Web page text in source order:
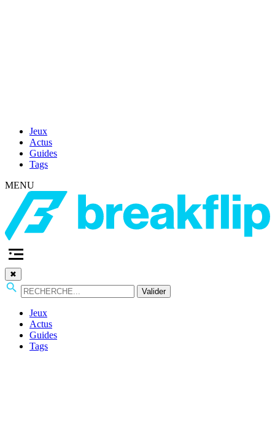
Jeux
Actus
Guides
Tags
MENU
✖
Valider
Jeux
Actus
Guides
Tags